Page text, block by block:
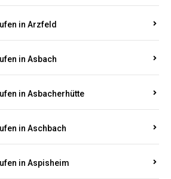
in Arzfeld
in Asbach
in Asbacherhütte
in Aschbach
in Aspisheim